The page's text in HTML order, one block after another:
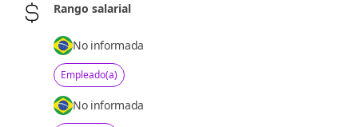
Rango salarial
No informada
Empleado(a)
No informada